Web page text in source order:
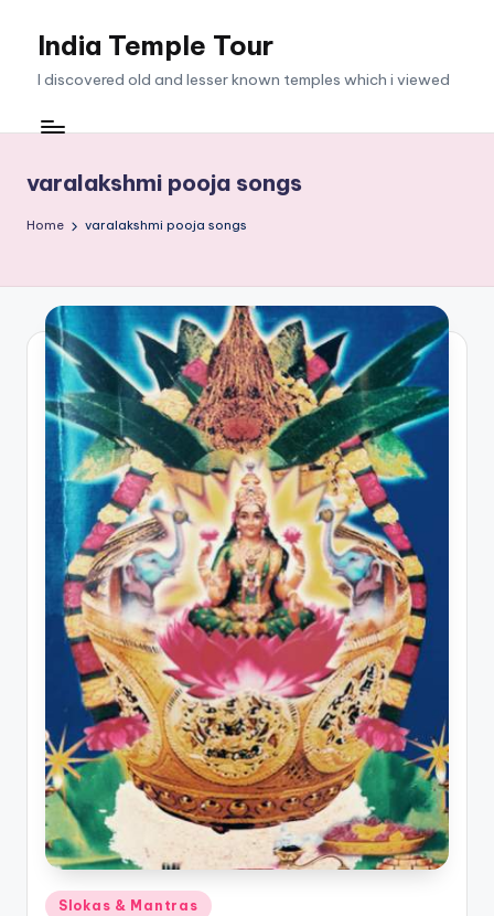
India Temple Tour
I discovered old and lesser known temples which i viewed
varalakshmi pooja songs
Home varalakshmi pooja songs
Posted
Slokas & Mantras